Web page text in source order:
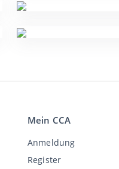
Mein CCA
Anmeldung
Register